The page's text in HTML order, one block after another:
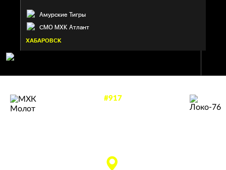
Амурские Тигры
СМО МХК Атлант
ХАБАРОВСК
#917